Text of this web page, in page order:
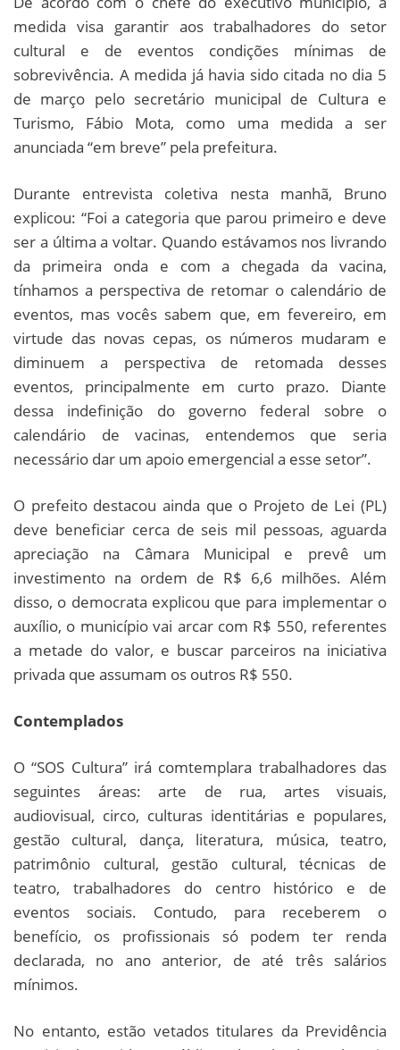
medida visa garantir aos trabalhadores do setor
cultural e de eventos condições mínimas de
sobrevivência. A medida já havia sido citada no dia 5
de março pelo secretário municipal de Cultura e
Turismo, Fábio Mota, como uma medida a ser
anunciada “em breve” pela prefeitura.
Durante entrevista coletiva nesta manhã, Bruno
explicou: “Foi a categoria que parou primeiro e deve
ser a última a voltar. Quando estávamos nos livrando
da primeira onda e com a chegada da vacina,
tínhamos a perspectiva de retomar o calendário de
eventos, mas vocês sabem que, em fevereiro, em
virtude das novas cepas, os números mudaram e
diminuem a perspectiva de retomada desses
eventos, principalmente em curto prazo. Diante
dessa indefinição do governo federal sobre o
calendário de vacinas, entendemos que seria
necessário dar um apoio emergencial a esse setor”.
O prefeito destacou ainda que o Projeto de Lei (PL)
deve beneficiar cerca de seis mil pessoas, aguarda
apreciação na Câmara Municipal e prevê um
investimento na ordem de R$ 6,6 milhões. Além
disso, o democrata explicou que para implementar o
auxílio, o município vai arcar com R$ 550, referentes
a metade do valor, e buscar parceiros na iniciativa
privada que assumam os outros R$ 550.
Contemplados
O “SOS Cultura” irá comtemplara trabalhadores das
seguintes áreas: arte de rua, artes visuais,
audiovisual, circo, culturas identitárias e populares,
gestão cultural, dança, literatura, música, teatro,
patrimônio cultural, gestão cultural, técnicas de
teatro, trabalhadores do centro histórico e de
eventos sociais. Contudo, para receberem o
benefício, os profissionais só podem ter renda
declarada, no ano anterior, de até três salários
mínimos.
No entanto, estão vetados titulares da Previdência